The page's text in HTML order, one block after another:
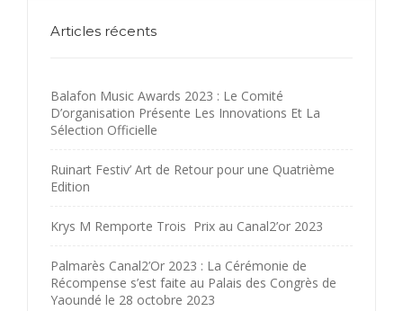
Articles récents
Balafon Music Awards 2023 : Le Comité
D’organisation Présente Les Innovations Et La
Sélection Officielle
Ruinart Festiv’ Art de Retour pour une Quatrième
Edition
Krys M Remporte Trois Prix au Canal2’or 2023
Palmarès Canal2’Or 2023 : La Cérémonie de
Récompense s’est faite au Palais des Congrès de
Yaoundé le 28 octobre 2023